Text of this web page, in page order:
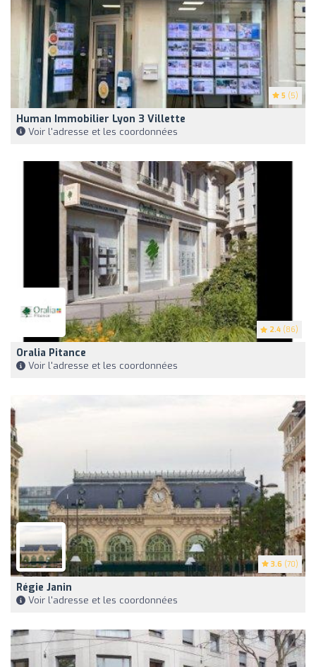
5 (5)
Human Immobilier Lyon 3 Villette
Voir l'adresse et les coordonnées
2.4 (86)
Oralia Pitance
Voir l'adresse et les coordonnées
3.6 (70)
Régie Janin
Voir l'adresse et les coordonnées